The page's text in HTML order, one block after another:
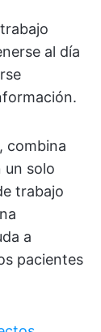
al día
combina
un solo
trabajo
a
pacientes